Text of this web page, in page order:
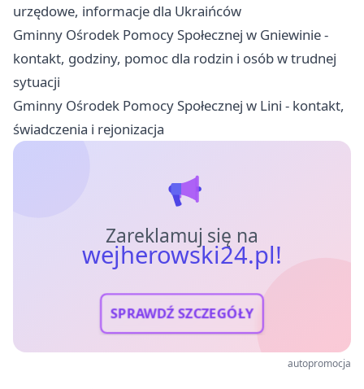
urzędowe, informacje dla Ukraińców
Gminny Ośrodek Pomocy Społecznej w Gniewinie -
kontakt, godziny, pomoc dla rodzin i osób w trudnej
sytuacji
Gminny Ośrodek Pomocy Społecznej w Lini - kontakt,
świadczenia i rejonizacja
Zareklamuj się na
wejherowski24.pl!
SPRAWDŹ SZCZEGÓŁY
autopromocja